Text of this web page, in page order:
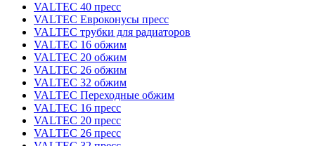
VALTEC 40 пресс
VALTEC Евроконусы пресс
VALTEC трубки для радиаторов
VALTEC 16 обжим
VALTEC 20 обжим
VALTEC 26 обжим
VALTEC 32 обжим
VALTEC Переходные обжим
VALTEC 16 пресс
VALTEC 20 пресс
VALTEC 26 пресс